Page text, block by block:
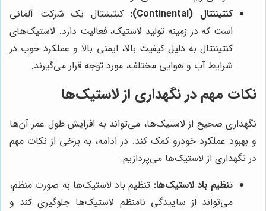
کنتیننتال (Continental):
کنتیننتال یک شرکت آلمانی
است که در زمینه تولید لاستیک، فعالیت دارد. لاستیک‌های
کنتیننتال به دلیل کیفیت بالا، ایمنی بالا و عملکرد خوب در
شرایط آب و هوایی مختلف، مورد توجه قرار می‌گیرند.
نکات مهم در نگهداری از لاستیک‌ها
نگهداری صحیح از لاستیک‌ها، می‌تواند به افزایش طول عمر آن‌ها
و بهبود عملکرد خودرو کمک کند. در ادامه، به برخی از نکات مهم
در نگهداری از لاستیک‌ها می‌پردازیم:
تنظیم باد لاستیک‌ها: تنظیم باد لاستیک‌ها به صورت منظم،
می‌تواند از ساییدگی نامنظم لاستیک‌ها جلوگیری کند و